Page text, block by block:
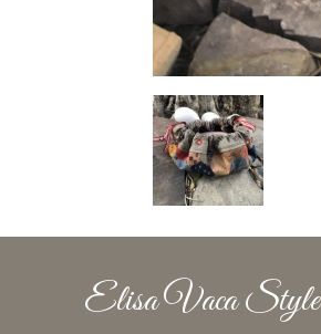
Elisa Vaca Style